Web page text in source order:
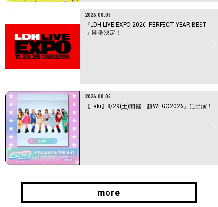
2026.08.06
『LDH LIVE-EXPO 2026 -PERFECT YEAR BEST
-』開催決定！
2026.08.06
【Laki】8/29(土)開催『超WEGO2026』に出演！
more